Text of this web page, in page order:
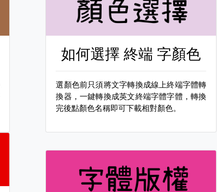
如何選擇終端 字顏色
選顏色前只須將文字轉換成線上終端字體轉
換器，一鍵轉換成英文終端字體字體，轉換
完後點顏色名稱即可下載相對顏色。